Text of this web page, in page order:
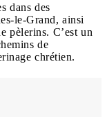
dans des
le-Grand, ainsi
pèlerins. C’est un
de
chrétien.